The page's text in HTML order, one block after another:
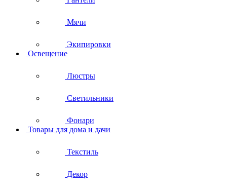
Мячи
Экипировки
Освещение
Люстры
Светильники
Фонари
Товары для дома и дачи
Текстиль
Декор